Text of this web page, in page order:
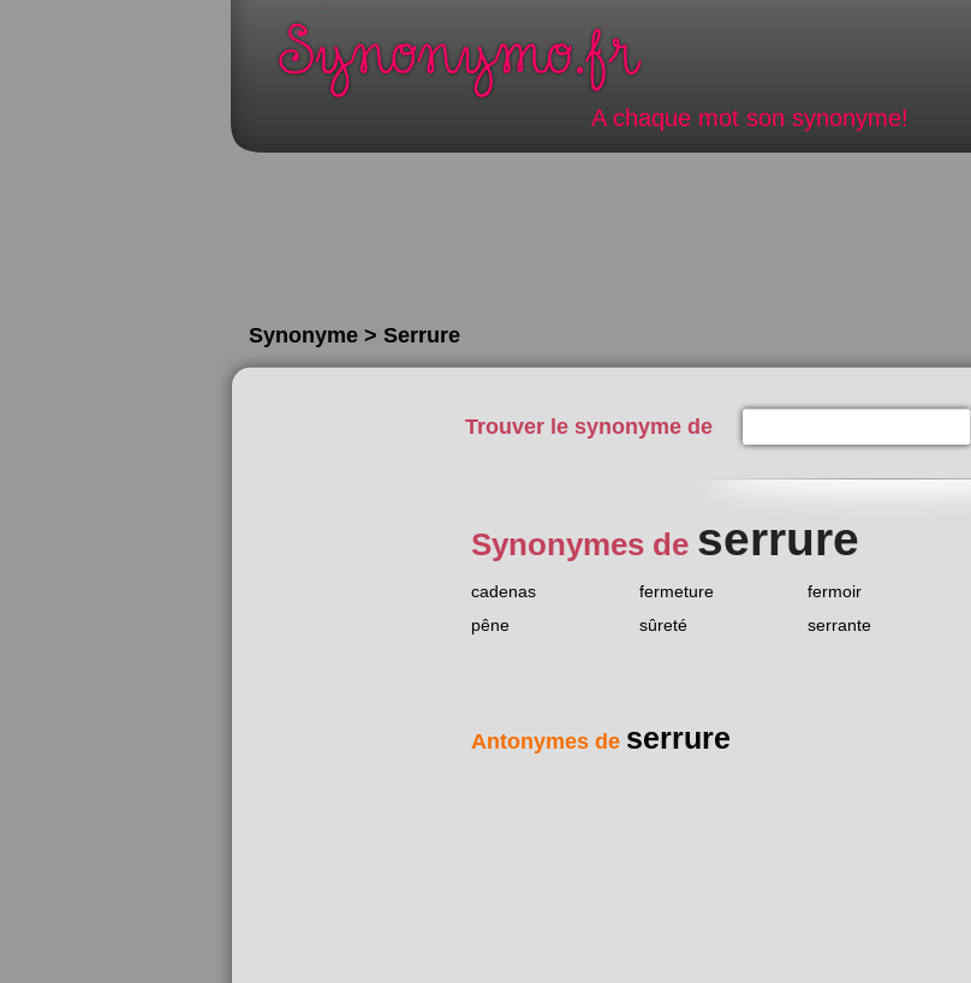
A chaque mot son synonyme!
Synonyme > Serrure
Trouver le synonyme de
Synonymes de serrure
cadenas fermeture fermoir
pêne
sûreté serrante
Antonymes de serrure